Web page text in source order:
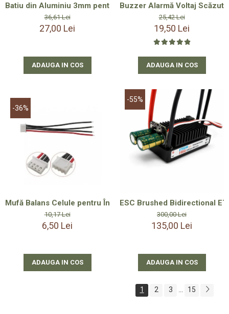
Batiu din Aluminiu 3mm pentru Motor cu Perii 755 40 și
36,61 Lei
27,00 Lei
ADAUGA IN COS
Buzzer Alarmă Voltaj
25,42 Lei
19,50 Lei
ADAUGA IN COS
-36%
Mufă Balans Celule pentru Încărcare Acumulator LiPo 3S –
10,17 Lei
6,50 Lei
ADAUGA IN COS
-55%
ESC Brushed Bidirectional
300,00 Lei
135,00 Lei
ADAUGA IN COS
1 2 3 15